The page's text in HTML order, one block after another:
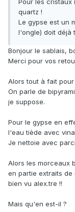
Pour les cristaux
quartz !
Le gypse est un
l'ongle) doit déjà
Bonjour le sablais,
Merci pour vos
Alors tout à fait
On parle de
je suppose.
Pour le gypse en
l'eau tiède avec
Je nettoie avec
Alors les morceaux
en partie extraits de
bien vu alex.tre !!
Mais qu'en est-il ?